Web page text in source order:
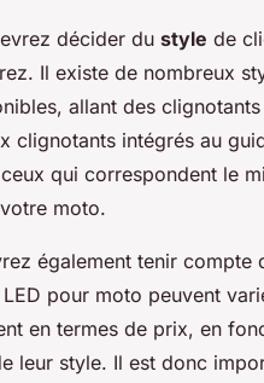
décider du style de
Il existe de nombreux
allant des clignotants
clignotants intégrés au
qui correspondent le
moto.
également tenir compte
pour moto peuvent
en termes de prix, en
leur style. Il est donc